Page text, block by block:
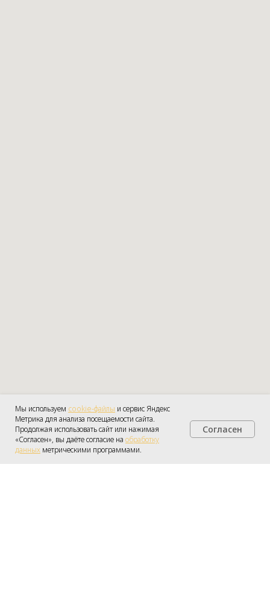
Получить консультацию
Мы используем cookie-файлы и сервис Яндекс
Метрика для анализа посещаемости сайта.
Продолжая использовать сайт или нажимая
«Согласен», вы даёте согласие на обработку
данных метрическими программами.
Согласен